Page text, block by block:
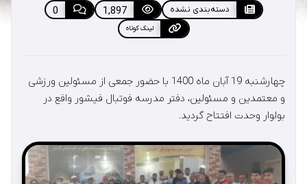
دسته‌بندی نشده 1,897
0
لینک کوتاه
چهارشنبه 19 آبان ماه 1400 با حضور جمعی از مسئولین ورزشی
و معتمدین و مسئولین، دفتر مدرسه فوتبال فیشور واقع در
بولوار وحدت افتتاح گردید.